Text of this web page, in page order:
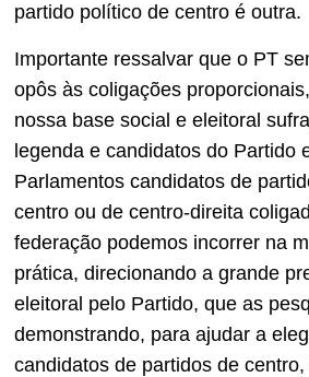
partido político de centro é outra.
Importante ressalvar que o PT
opôs às coligações
nossa base social e eleitoral
legenda e candidatos do Partido
Parlamentos candidatos de
centro ou de centro-direita
federação podemos incorrer na
prática, direcionando a grande
eleitoral pelo Partido, que as
demonstrando, para ajudar a
candidatos de partidos de